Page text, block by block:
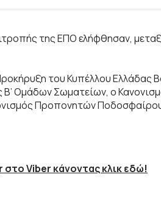
της ΕΠΟ ελήφθησαν,
του Κυπέλλου Ελλάδας
Ομάδων Σωματείων, ο
Προπονητών
Viber κάνοντας κλικ εδώ!